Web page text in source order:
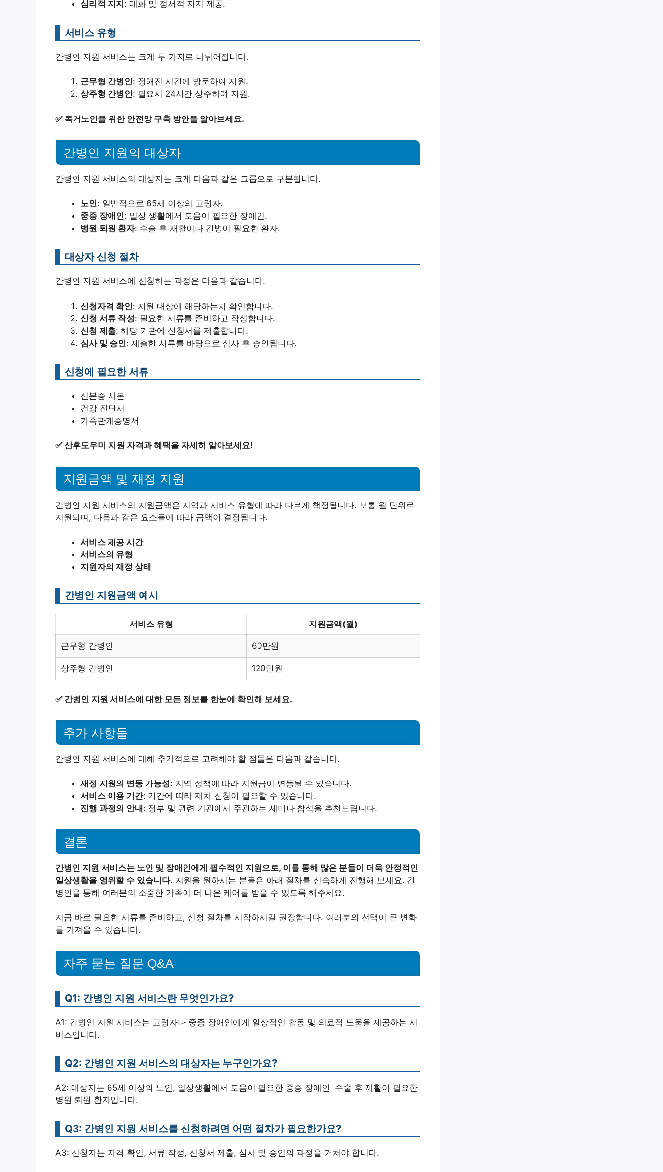
심리적 지지: 대화 및 정서적 지지 제공.
서비스 유형
간병인 지원 서비스는 크게 두 가지로 나뉘어집니다.
근무형 간병인: 정해진 시간에 방문하여 지원.
상주형 간병인: 필요시 24시간 상주하여 지원.
✅ 독거노인을 위한 안전망 구축 방안을 알아보세요.
간병인 지원의 대상자
간병인 지원 서비스의 대상자는 크게 다음과 같은 그룹으로 구분됩니다.
노인: 일반적으로 65세 이상의 고령자.
중증 장애인: 일상 생활에서 도움이 필요한 장애인.
병원 퇴원 환자: 수술 후 재활이나 간병이 필요한 환자.
대상자 신청 절차
간병인 지원 서비스에 신청하는 과정은 다음과 같습니다.
신청자격 확인: 지원 대상에 해당하는지 확인합니다.
신청 서류 작성: 필요한 서류를 준비하고 작성합니다.
신청 제출: 해당 기관에 신청서를 제출합니다.
심사 및 승인: 제출한 서류를 바탕으로 심사 후 승인됩니다.
신청에 필요한 서류
신분증 사본
건강 진단서
가족관계증명서
✅산후도우미 지원 자격과 혜택을 자세히 알아보세요!
지원금액 및 재정 지원
간병인 지원 서비스의 지원금액은 지역과 서비스 유형에 따라 다르게 책정됩니다. 보통 월 단위로
지원되며, 다음과 같은 요소들에 따라 금액이 결정됩니다.
서비스 제공 시간
서비스의 유형
지원자의 재정 상태
간병인 지원금액 예시
서비스 유형 지원금액(월)
근무형 간병인 60만원
상주형 간병인 120만원
✅ 간병인 지원 서비스에 대한 모든 정보를 한눈에 확인해 보세요.
추가 사항들
간병인 지원 서비스에 대해 추가적으로 고려해야 할 점들은 다음과 같습니다.
재정 지원의 변동 가능성: 지역 정책에 따라 지원금이 변동될 수 있습니다.
서비스 이용 기간: 기간에 따라 재차 신청이 필요할 수 있습니다.
진행 과정의 안내 : 정부 및 관련 기관에서 주관하는 세미나 참석을 추천드립니다.
결론
간병인 지원 서비스는 노인 및 장애인에게 필수적인 지원으로, 이를 통해 많은 분들이 더욱 안정적인
일상생활을 영위할 수 있습니다. 지원을 원하시는 분들은 아래 절차를 신속하게 진행해 보세요. 간
병인을 통해 여러분의 소중한 가족이 더 나은 케어를 받을 수 있도록 해주세요.
지금 바로 필요한 서류를 준비하고, 신청 절차를 시작하시길 권장합니다. 여러분의 선택이 큰 변화
를 가져올 수 있습니다.
자주 묻는 질문 Q&A
Q1: 간병인 지원 서비스란 무엇인가요?
A1: 간병인 지원 서비스는 고령자나 중증 장애인에게 일상적인 활동 및 의료적 도움을 제공하는 서
비스입니다.
Q2: 간병인 지원 서비스의 대상자는 누구인가요?
A2: 대상자는 65세 이상의 노인, 일상생활에서 도움이 필요한 중증 장애인, 수술 후 재활이 필요한
병원 퇴원 환자입니다.
Q3: 간병인 지원 서비스를 신청하려면 어떤 절차가 필요한가요?
A3: 신청자는 자격 확인, 서류 작성, 신청서 제출, 심사 및 승인의 과정을 거쳐야 합니다.